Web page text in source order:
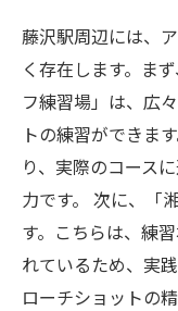
藤沢駅周辺には、
く存在します。ま
フ練習場」は、広
トの練習ができま
り、実際のコース
力です。 次に、「
す。こちらは、練
れているため、実
ローチショットの